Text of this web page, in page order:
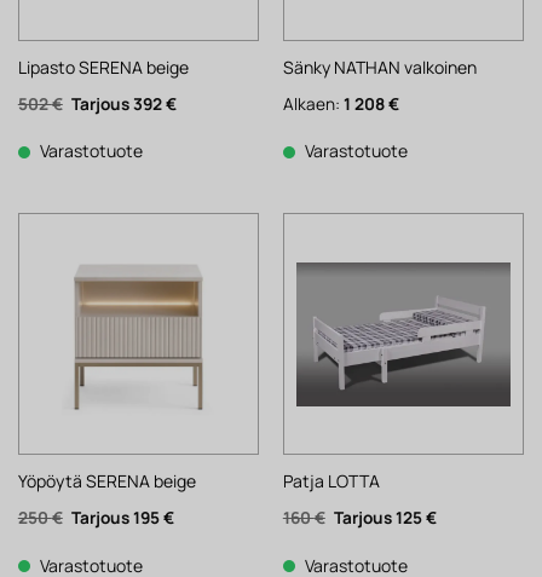
Lipasto SERENA beige
502€ Alkuperäinen
hinta
502 €.
392€Nykyinen
Varastotuote
Sänky NATHAN valkoinen
Alkaen: 1 208€
Varastotuote
Yöpöytä SERENA beige
250€ Alkuperäinen
hinta
250 €.
195€Nykyinen
Varastotuote
Patja LOTTA
160€ Alkuperäinen
hinta
160 €.
125€Nykyinen
Varastotuote